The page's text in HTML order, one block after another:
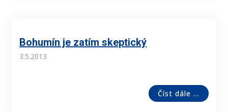
Bohumín je zatím skeptický
3.5.2013
Číst dále ...